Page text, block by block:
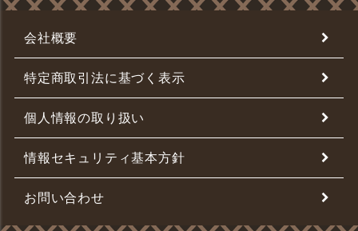
会社概要
特定商取引法に基づく表示
個人情報の取り扱い
情報セキュリティ基本方針
お問い合わせ